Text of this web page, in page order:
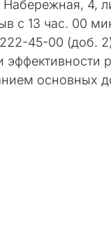
4,
с 13 час. 00
45-00 (доб.
основных